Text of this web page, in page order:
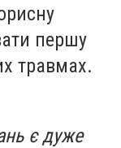
першу
травмах.
є дуже